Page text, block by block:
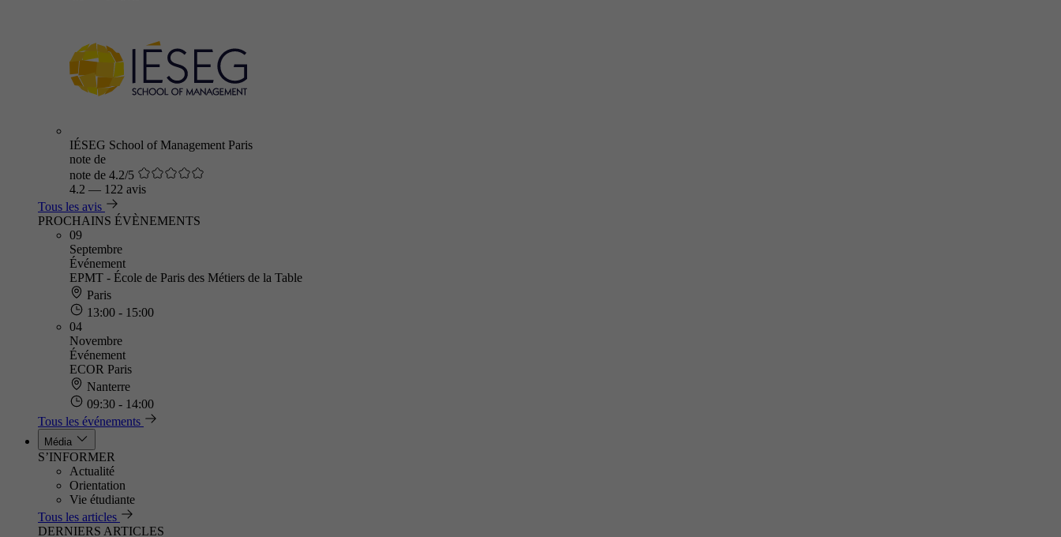
IÉSEG School of Management Paris
note de
note de 4.2/5
4.2 — 122 avis
Tous les avis
PROCHAINS ÉVÈNEMENTS
09
Septembre
Événement
EPMT - École de Paris des Métiers de la Table
Paris
13:00 - 15:00
04
Novembre
Événement
ECOR Paris
Nanterre
09:30 - 14:00
Tous les événements
Média
S’INFORMER
Actualité
Orientation
Vie étudiante
Tous les articles
DERNIERS ARTICLES